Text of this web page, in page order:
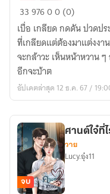
พ่อ
บ้าน
ใจ
กล้า
ของ
หนู
ตุ่น
3397600 (0)
เบื่อ เกลียด กดดัน ปวดป
ที่เกลียดแต่ต้องมาแต่งงานเพราะเป็นคู่
จะกล้าวะ เห็นหน้าหวาน ๆ อย่างนั้นดุ
อีกจะบ้าต
อัปเดตล่าสุด 12 ธ.ค. 67 /
จบ
ศานต์ใจ๋ที่
วาย
Lucy.อุ๋ง11